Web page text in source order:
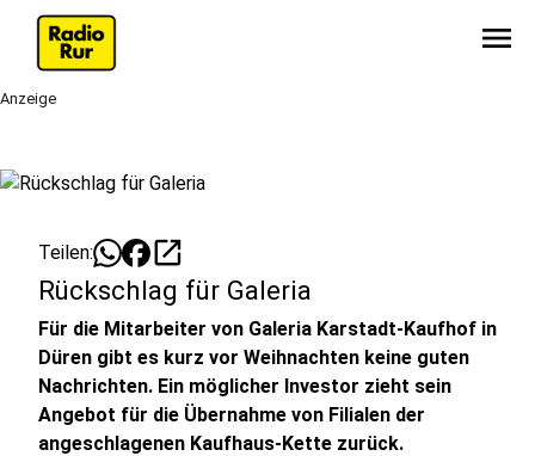
menu
Anzeige
Teilen: open_in_new
Rückschlag für Galeria
Für die Mitarbeiter von Galeria Karstadt-Kaufhof in
Düren gibt es kurz vor Weihnachten keine guten
Nachrichten. Ein möglicher Investor zieht sein
Angebot für die Übernahme von Filialen der
angeschlagenen Kaufhaus-Kette zurück.